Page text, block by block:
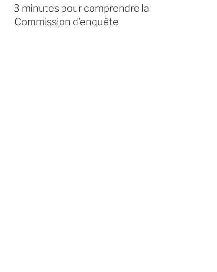
sols,
commission
LE
3 minutes pour comprendre la
Commission d’enquête